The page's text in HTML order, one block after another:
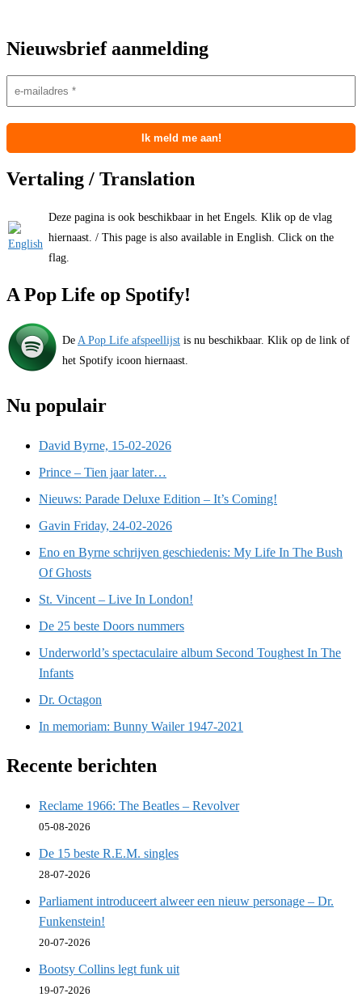
Nieuwsbrief aanmelding
Vertaling / Translation
Deze pagina is ook beschikbaar in het Engels. Klik op de vlag
hiernaast. / This page is also available in English. Click on the
flag.
A Pop Life op Spotify!
De A Pop Life afspeellijst is nu beschikbaar. Klik op de link of
het Spotify icoon hiernaast.
Nu populair
David Byrne, 15-02-2026
Prince – Tien jaar later…
Nieuws: Parade Deluxe Edition – It’s Coming!
Gavin Friday, 24-02-2026
Eno en Byrne schrijven geschiedenis: My Life In The Bush
Of Ghosts
St. Vincent – Live In London!
De 25 beste Doors nummers
Underworld’s spectaculaire album Second Toughest In The
Infants
Dr. Octagon
In memoriam: Bunny Wailer 1947-2021
Recente berichten
Reclame 1966: The Beatles – Revolver
05-08-2026
De 15 beste R.E.M. singles
28-07-2026
Parliament introduceert alweer een nieuw personage – Dr.
Funkenstein!
20-07-2026
Bootsy Collins legt funk uit
19-07-2026